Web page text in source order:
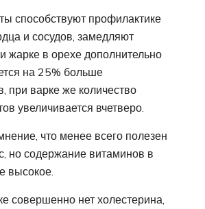
способствуют профилактике
и сосудов, замедляют
жарке в орехе дополнительно
на 25% больше
при варке же количество
увеличивается вчетверо.
что менее всего полезен
но содержание витаминов в
высокое.
совершенно нет холестерина,